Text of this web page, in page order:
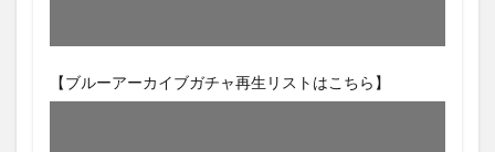
【ブルーアーカイブガチャ再生リストはこちら】